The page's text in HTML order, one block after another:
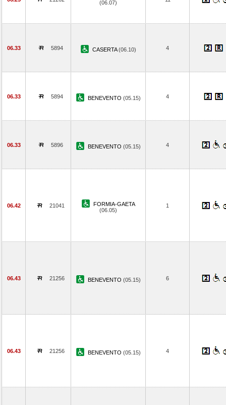
(06.07)
06.33 5894 CASERTA(06.10) 4
06.33 5894 BENEVENTO (05.15) 4
06.33 5896 BENEVENTO (05.15) 4
06.42 21041
FORMIA-GAETA
(06.05)
1
06.43 21256 BENEVENTO (05.15) 6
06.43 21256 BENEVENTO (05.15) 4